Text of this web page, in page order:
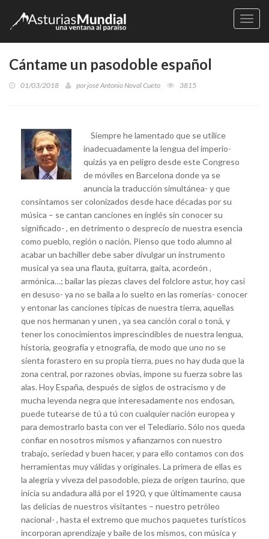
Cántame un pasodoble español
01/03/2018 porjosé Antonio Noval Cueto 3815
Siempre he lamentado que se utilice
inadecuadamente la lengua del imperio-
quizás ya en peligro desde este Congreso
de móviles en Barcelona donde ya se
anuncia la traducción simultánea- y que
consintamos ser colonizados desde hace décadas por su
música – se cantan canciones en inglés sin conocer su
significado- , en detrimento o desprecio de nuestra esencia
como pueblo, región o nación. Pienso que todo alumno al
acabar un bachiller debe saber divulgar un instrumento
musical ya sea una flauta, guitarra, gaita, acordeón ,
armónica…; bailar las piezas claves del folclore astur, hoy casi
en desuso- ya no se baila a lo suelto en las romerías- conocer
y entonar las canciones típicas de nuestra tierra, aquellas
que nos hermanan y unen , ya sea canción coral o toná, y
tener los conocimientos imprescindibles de nuestra lengua,
historia, geografía y etnografía, de modo que uno no se
sienta forastero en su propia tierra, pues no hay duda que la
zona central, por razones obvias, impone su fuerza sobre las
alas. Hoy España, después de siglos de ostracismo y de
mucha leyenda negra que interesadamente nos endosan,
puede tutearse de tú a tú con cualquier nación europea y
para demostrarlo basta con ver el Telediario. Sólo nos queda
confiar en nosotros mismos y afianzarnos con nuestro
trabajo, seriedad y buen hacer, y para ello contamos con dos
herramientas muy válidas y originales. La primera de ellas es
la alegría y viveza del pasodoble, pieza de origen taurino, que
inicia su andadura allá por el 1920, y que últimamente causa
las delicias de nuestros visitantes – nuestro petróleo
nacional- , hasta el extremo que muchos paquetes turísticos
incorporan aprendizaje y baile de los mismos, con música y